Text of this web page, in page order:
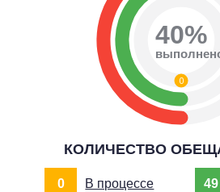
0
40%
КОЛИЧЕСТВО
0 В процессе 49